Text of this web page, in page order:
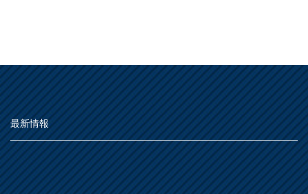
SDSお問い合わせ SDS
個人情報について PRIVACY POLICY
オンラインショップ ONLINE SHOP
その他
仕様
木部
鉄部・プラスチック製品
屋根
屋内
その他
浴室
石材・タイル
ステンレス
種類別
うすめ液
その他
下地処理・塗装関連・その他
用語集
あ
最新情報